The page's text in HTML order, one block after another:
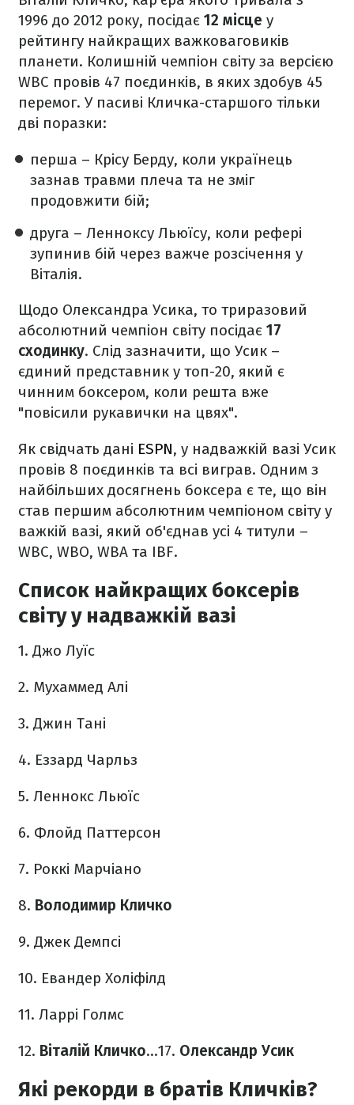
1996 до 2012 року, посідає 12 місце у
рейтингу найкращих важковаговиків
планети. Колишній чемпіон світу за версією
WBC провів 47 поєдинків, в яких здобув 45
перемог. У пасиві Кличка-старшого тільки
дві поразки:
перша – Крісу Берду, коли українець
зазнав травми плеча та не зміг
продовжити бій;
друга – Ленноксу Льюїсу, коли рефері
зупинив бій через важче розсічення у
Віталія.
Щодо Олександра Усика, то триразовий
абсолютний чемпіон світу посідає 17
сходинку. Слід зазначити, що Усик –
єдиний представник у топ-20, який є
чинним боксером, коли решта вже
"повісили рукавички на цвях".
Як свідчать дані ESPN, у надважкій вазі Усик
провів 8 поєдинків та всі виграв. Одним з
найбільших досягнень боксера є те, що він
став першим абсолютним чемпіоном світу у
важкій вазі, який об'єднав усі 4 титули –
WBC, WBO, WBA та IBF.
Список найкращих боксерів
світу у надважкій вазі
1. Джо Луїс
2. Мухаммед Алі
3. Джин Тані
4. Еззард Чарльз
5. Леннокс Льюїс
6. Флойд Паттерсон
7. Роккі Марчіано
8. Володимир Кличко
9. Джек Демпсі
10. Евандер Холіфілд
11. Ларрі Голмс
12. Віталій Кличко…17. Олександр Усик
Які рекорди в братів Кличків?